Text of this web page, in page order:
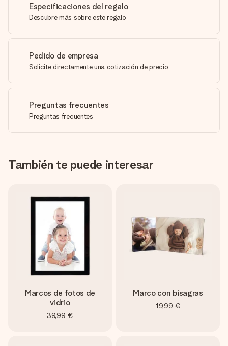
Especificaciones del regalo
Descubre más sobre este regalo
Pedido de empresa
Solicite directamente una cotización de precio
Preguntas frecuentes
Preguntas frecuentes
También te puede interesar
Marcos de fotos de
vidrio
39,99 €
Marco con bisagras
19,99 €